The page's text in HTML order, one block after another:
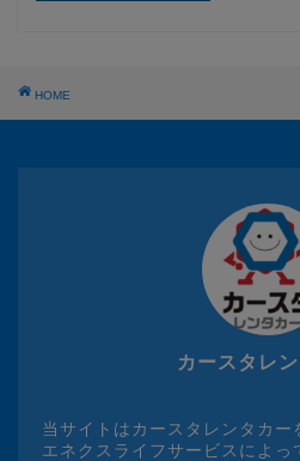
HOME
カースタレ
当サイトはカースタレンタカー
エネクスライフサービスによっ